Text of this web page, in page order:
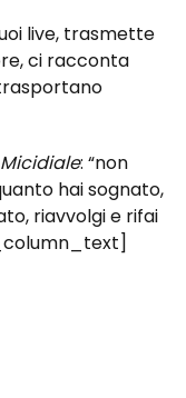
live, trasmette
ci racconta
Micidiale: “non
hai sognato,
riavvolgi e rifai